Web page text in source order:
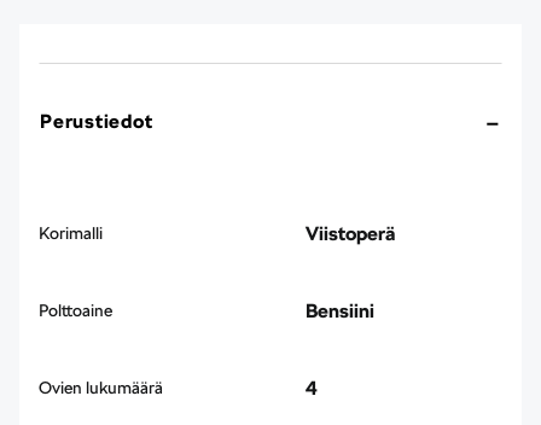
Perustiedot
Korimalli Viistoperä
Polttoaine Bensiini
Ovien lukumäärä 4